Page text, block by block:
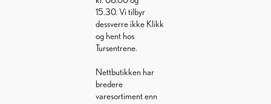
15.30. Vi tilbyr
dessverre ikke Klikk
og hent hos
Tursentrene.
Nettbutikken har
bredere
varesortiment enn